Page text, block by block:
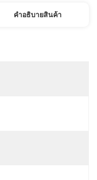
คําอธิบายสินค้า